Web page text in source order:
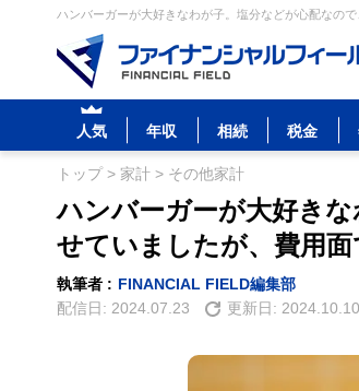
ハンバーガーが大好きなわが子。塩分などが心配なの
人気 年収 相続 税金
トップ> 家計 > その他家計
ハンバーガーが大好き
せていましたが、費用
執筆者 : FINANCIAL FIELD編集部
配信日: 2024.07.23 更新日: 2024.10.10